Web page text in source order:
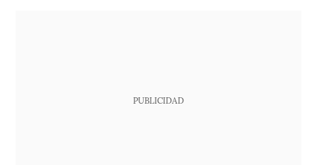
PUBLICIDAD